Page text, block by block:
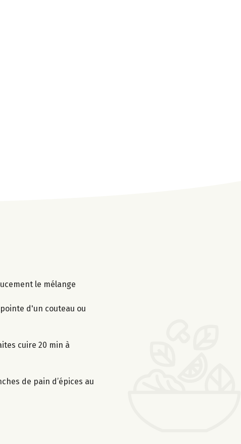
le mélange
d'un couteau ou
cuire 20 min à
de pain d’épices au